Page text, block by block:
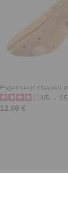
Extenseur
4/5 - 85
12,99 €